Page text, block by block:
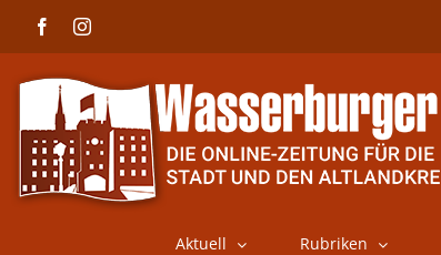
FacebookInstagram
Aktuell Rubriken